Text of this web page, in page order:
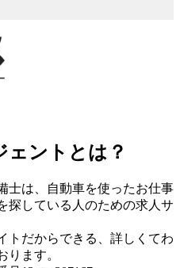
ェントとは？
士は、自動車を使ったお仕事
探している人のための求人サ
トだからできる、詳しくてわ
ります。